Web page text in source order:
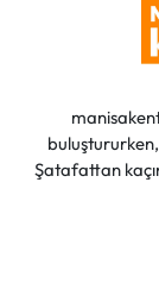
Şatafattan